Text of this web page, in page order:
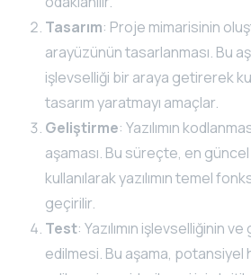
Tasarım: Proje mimarisinin
arayüzünün tasarlanması. Bu
işlevselliği bir araya getirerek
tasarım yaratmayı amaçlar.
Geliştirme: Yazılımın
aşaması. Bu süreçte, en
kullanılarak yazılımın temel
geçirilir.
Test: Yazılımın işlevselliğinin
edilmesi. Bu aşama, potansiyel